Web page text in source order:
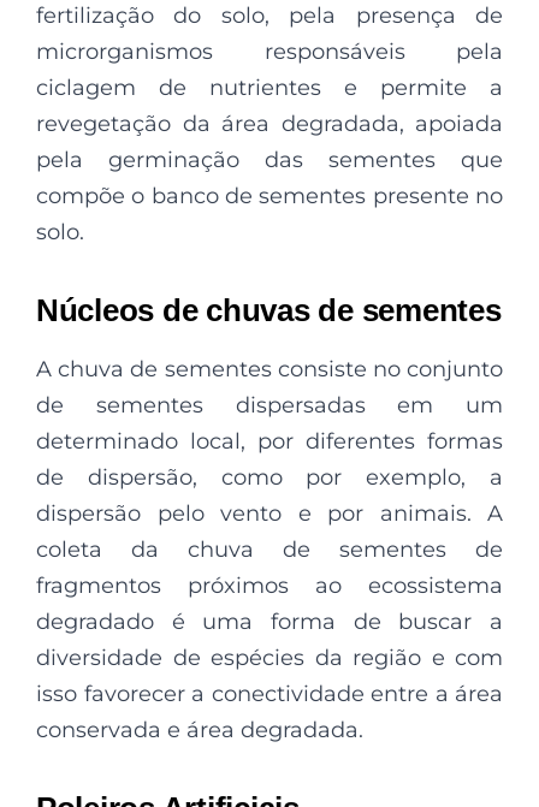
fertilização do solo, pela presença de
microrganismos responsáveis pela
ciclagem de nutrientes e permite a
revegetação da área degradada, apoiada
pela germinação das sementes que
compõe o banco de sementes presente no
solo.
Núcleos de chuvas de sementes
A chuva de sementes consiste no conjunto
de sementes dispersadas em um
determinado local, por diferentes formas
de dispersão, como por exemplo, a
dispersão pelo vento e por animais. A
coleta da chuva de sementes de
fragmentos próximos ao ecossistema
degradado é uma forma de buscar a
diversidade de espécies da região e com
isso favorecer a conectividade entre a área
conservada e área degradada.